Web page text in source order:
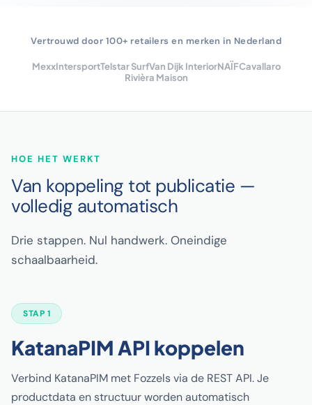
Vertrouwd door 100+ retailers en merken in Nederland
MexxIntersportTelstar SurfVan Dijk InteriorNAÏFCavallaro
Rivièra Maison
HOE HET WERKT
Van koppeling tot publicatie —
volledig automatisch
Drie stappen. Nul handwerk. Oneindige
schaalbaarheid.
STAP 1
KatanaPIM API koppelen
Verbind KatanaPIM met Fozzels via de REST API. Je
productdata en structuur worden automatisch